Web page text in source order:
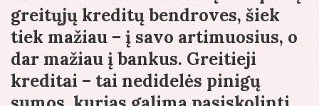
greitųjų kreditų bendroves, šiek
tiek mažiau – į savo artimuosius, o
dar mažiau į bankus. Greitieji
kreditai – tai nedidelės pinigų